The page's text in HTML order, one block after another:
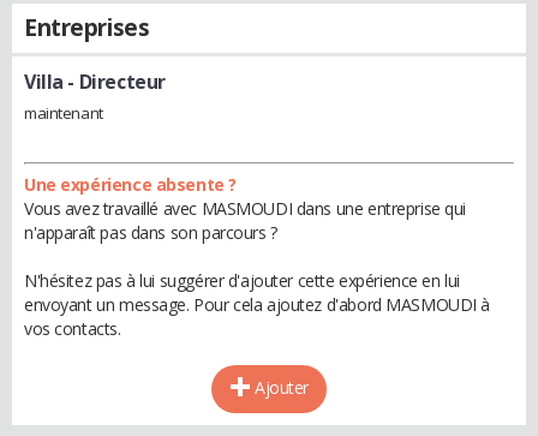
Entreprises
Villa - Directeur
maintenant
Une expérience absente ?
Vous avez travaillé avec MASMOUDI dans une entreprise qui
n'apparaît pas dans son parcours ?
N'hésitez pas à lui suggérer d'ajouter cette expérience en lui
envoyant un message. Pour cela ajoutez d'abord MASMOUDI à
vos contacts.
Ajouter